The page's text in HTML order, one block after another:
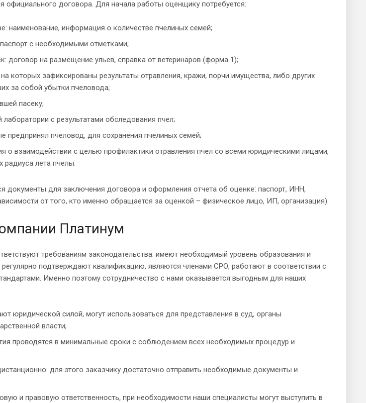
официального договора. Для начала работы оценщику потребуется:
наименование, информация о количестве пчелиных семей;
с необходимыми отметками;
договор на размещение ульев, справка от ветеринаров (форма 1);
которых зафиксированы результаты отравления, кражи, порчи имущества, либо других
за собой убытки пчеловода;
пасеку;
лаборатории с результатами обследования пчел;
предпринял пчеловод, для сохранения пчелиных семей;
о взаимодействии с целью профилактики отравления пчел со всеми юридическими лицами,
радиуса лета пчелы.
документы для заключения договора и оформления отчета об оценке: паспорт, ИНН,
от того, кто именно обращается за оценкой – физическое лицо, ИП, организация).
Платинум
требованиям законодательства: имеют необходимый уровень образования и
подтверждают квалификацию, являются членами СРО, работают в соответствии с
Именно поэтому сотрудничество с нами оказывается выгодным для наших
юридической силой, могут использоваться для представления в суд, органы
власти;
проводятся в минимальные сроки с соблюдением всех необходимых процедур и
для этого заказчику достаточно отправить необходимые документы и
и правовую ответственность, при необходимости наши специалисты могут выступить в